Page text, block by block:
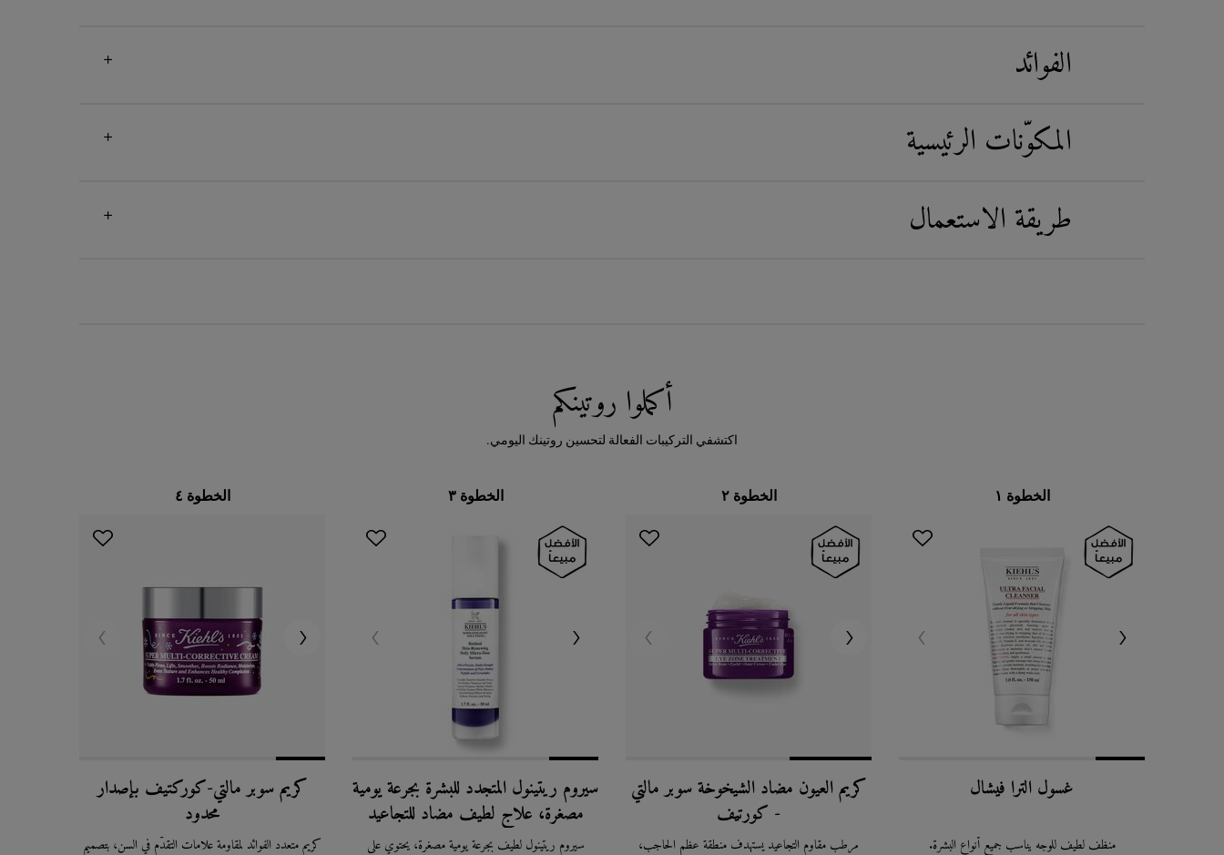
الفوائد
المكوّنات الرئيسية
طريقة الاستعمال
أكملوا روتينكم
اكتشفي التركيبات الفعالة لتحسين روتينك اليومي.
الخطوة ١
غسول الترا فيشال
منظف لطيف للوجه يناسب جميع أنواع البشرة.
الخطوة ٢
كريم العيون مضاد الشيخوخة سوبر مالتي
- كورتيف
مرطب مقاوم التجاعيد يستهدف منطقة عظم الحاجب،
الخطوة ٣
سيروم ريتينول المتجدد للبشرة بجرعة يومية
مصغرة، علاج لطيف مضاد للتجاعيد
بالريتينول النقي
سيروم ريتينول لطيف بجرعة يومية مصغرة، يحتوي على
الخطوة ٤
كريم سوبر مالتي-كوركتيف بإصدار
محدود
كريم متعدد الفوائد لمقاومة علامات التقدّم في السن، بتصميم